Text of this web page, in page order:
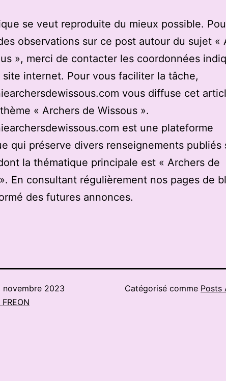
se veut reproduite du mieux possible.
observations sur ce post autour du sujet «
», merci de contacter les coordonnées
site internet. Pour vous faciliter la tâche,
vous diffuse cet
« Archers de Wissous ».
est une plateforme
qui préserve divers renseignements publiés
la thématique principale est « Archers de
En consultant régulièrement nos pages de
des futures annonces.
novembre 2023
Catégorisé comme Posts